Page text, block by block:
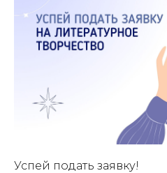
Успей подать заявку!